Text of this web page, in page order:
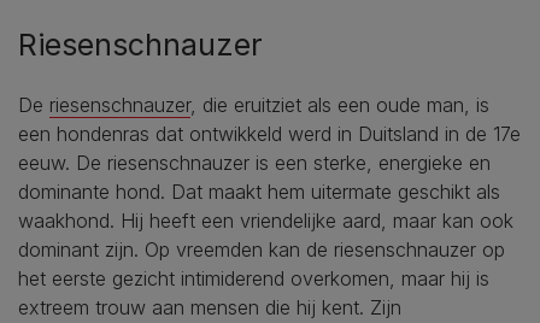
Riesenschnauzer
De riesenschnauzer, die eruitziet als een oude man, is
een hondenras dat ontwikkeld werd in Duitsland in de 17e
eeuw. De riesenschnauzer is een sterke, energieke en
dominante hond. Dat maakt hem uitermate geschikt als
waakhond. Hij heeft een vriendelijke aard, maar kan ook
dominant zijn. Op vreemden kan de riesenschnauzer op
het eerste gezicht intimiderend overkomen, maar hij is
extreem trouw aan mensen die hij kent. Zijn